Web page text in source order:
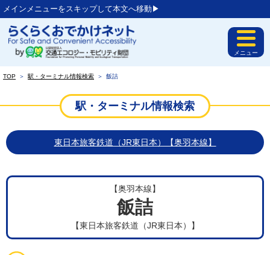
メインメニューをスキップして本文へ移動▶︎
メニュー
TOP ＞ 駅・ターミナル情報検索 ＞ 飯詰
駅・ターミナル情報検索
東日本旅客鉄道（JR東日本）【奥羽本線】
【奥羽本線】
飯詰
【東日本旅客鉄道（JR東日本）】